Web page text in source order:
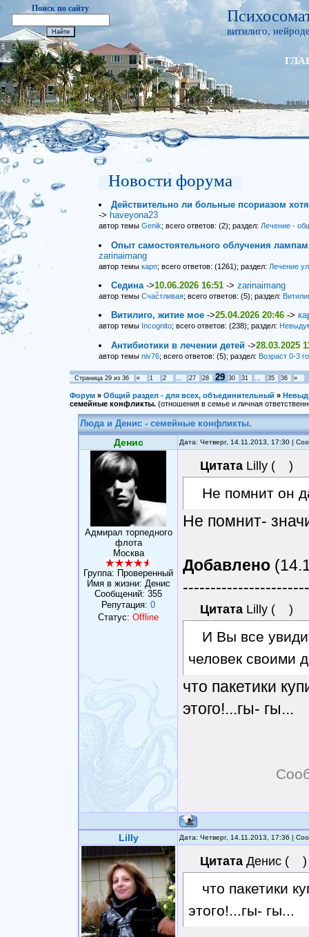
Поиск по сайту
витилиго,
Новости форума
Действительно ли больные псориазом
-> haveyona23
автор темы Genik; всего ответов: (2); раздел: Лечение -
Опыт самостоятельного облучения
zarinaimang
автор темы карп; всего ответов: (1261); раздел: Лечение
Седина ->10.06.2026 16:51 ->zarinaimang
автор темы Счастливая; всего ответов: (5); раздел:
Витилиго, житие мое ->25.04.2026 20:46 ->
автор темы Incognito; всего ответов: (238); раздел:
Антибиотики в лечении детей ->28.03.2025
автор темы niv76; всего ответов: (5); раздел: Возраст 0-3
Страница 29 из 36 « 1 2 … 27 28 29 30 31 … 35 36 »
Форум » Общий раздел - для всех, объединительный »
семейные конфликты. (отношения в семье и личная
Люда и Денис - семейные конфликты.
Денис Дата: Четверг, 14.11.2013, 17:30 |
Адмирал торпедного
флота
Москва
Группа: Проверенный
Имя в жизни: Денис
Сообщений: 355
Репутация: 0
Статус: Offline
Цитата Lilly ( )
Не помнит он
Не помнит-
Добавлено
Цитата Lilly ( )
И Вы все
человек своими
что пакетики
этого!...гы- гы...
Lilly Дата: Четверг, 14.11.2013, 17:36 |
Цитата Денис ( )
что пакетики
этого!...гы- гы...